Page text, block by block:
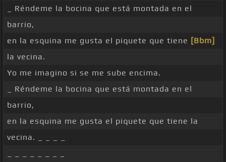
_ Réndeme la bocina que está montada en el
barrio,
en la esquina me gusta el piquete que tiene [Bbm]
la vecina.
Yo me imagino si se me sube encima.
_ Réndeme la bocina que está montada en el
barrio,
en la esquina me gusta el piquete que tiene la
vecina. _ _ _ _